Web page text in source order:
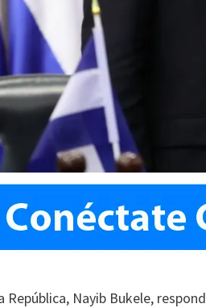
República, Nayib Bukele,